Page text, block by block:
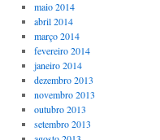
maio 2014
abril 2014
março 2014
fevereiro 2014
janeiro 2014
dezembro 2013
novembro 2013
outubro 2013
setembro 2013